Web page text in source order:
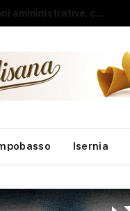
Vendeva pizza e kebab senza autorizzazioni amministrative, chiuso locale del centro
Isernia